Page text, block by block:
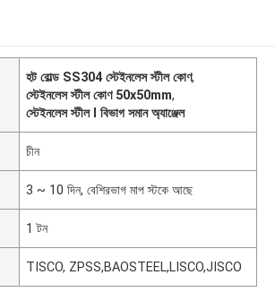
হট রোল্ড SS304 স্টেইনলেস স্টীল কোণ,
স্টেইনলেস স্টীল কোণ 50x50mm,
স্টেইনলেস স্টীল l বিভাগ সমান অ্যাঞ্জেল
চীন
3 ~ 10 দিন, বেশিরভাগ মাপ স্টকে আছে
1 টন
TISCO, ZPSS,BAOSTEEL,LISCO,JISCO